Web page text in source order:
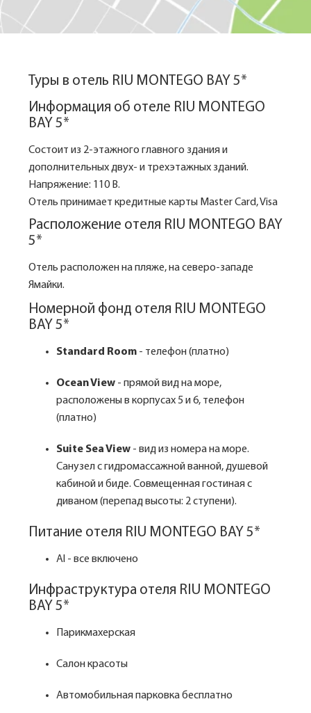
Туры в отель RIU MONTEGO BAY 5*
Информация об отеле RIU MONTEGO
BAY 5*
Состоит из 2-этажного главного здания и
дополнительных двух- и трехэтажных зданий.
Напряжение: 110 В.
Отель принимает кредитные карты Master Card, Visa
Расположение отеля RIU MONTEGO BAY
5*
Отель расположен на пляже, на северо-западе
Ямайки.
Номерной фонд отеля RIU MONTEGO
BAY 5*
Standard Room - телефон (платно)
Ocean View - прямой вид на море,
расположены в корпусах 5 и 6, телефон
(платно)
Suite Sea View - вид из номера на море.
Санузел с гидромассажной ванной, душевой
кабиной и биде. Совмещенная гостиная с
диваном (перепад высоты: 2 ступени).
Питание отеля RIU MONTEGO BAY 5*
Al - все включено
Инфраструктура отеля RIU MONTEGO
BAY 5*
Парикмахерская
Салон красоты
Автомобильная парковка бесплатно